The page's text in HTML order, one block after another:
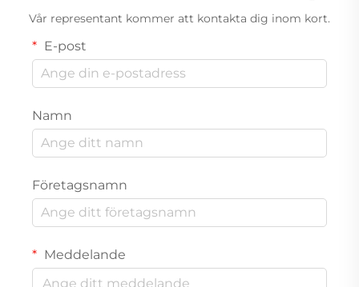
Vår representant kommer att kontakta dig inom kort.
E-post
Namn
Företagsnamn
Meddelande